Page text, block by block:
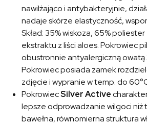
nawilżająco i antybakteryjnie,
nadaje skórze elastyczność,
Skład: 35% wiskoza, 65%
ekstraktu z liści aloes. Pokrowiec
obustronnie antyalergiczną
Pokrowiec posiada zamek
zdjęcie i wypranie w temp. do
PokrowiecSilver Active
lepsze odprowadzanie wilgoci niż
bawełna, równomierna struktura